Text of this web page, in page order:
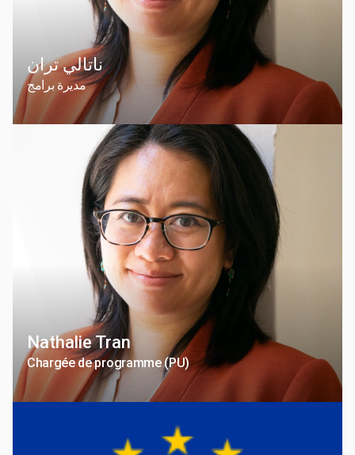
ناتالي تران
مديرة برامج
Nathalie Tran
Chargée de programme (PU)